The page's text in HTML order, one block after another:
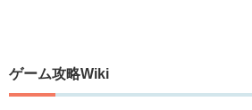
ゲーム攻略Wiki